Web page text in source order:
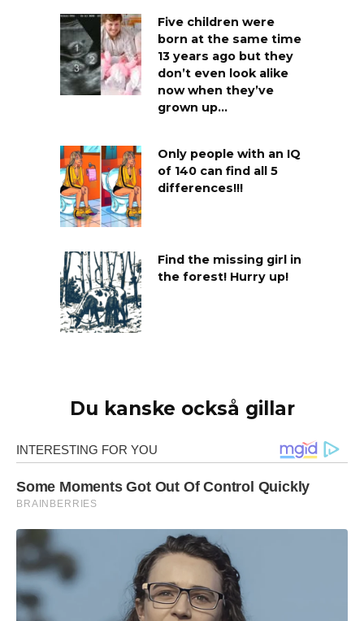
Five children were
born at the same time
13 years ago but they
don’t even look alike
now when they’ve
grown up…
Only people with an IQ
of 140 can find all 5
differences!!!
Find the missing girl in
the forest! Hurry up!
Du kanske också gillar